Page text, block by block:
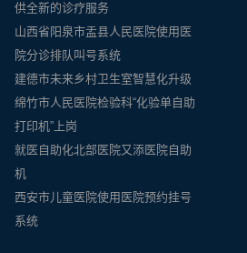
供全新的诊疗服务
山西省阳泉市盂县人民医院使用医
院分诊排队叫号系统
建德市未来乡村卫生室智慧化升级
绵竹市人民医院检验科“化验单自助
打印机”上岗
就医自助化北部医院又添医院自助
机
西安市儿童医院使用医院预约挂号
系统